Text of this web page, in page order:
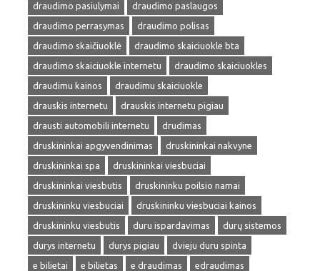
draudimo pasiulymai
draudimo paslaugos
draudimo perrasymas
draudimo polisas
draudimo skaičiuoklė
draudimo skaiciuokle bta
draudimo skaiciuokle internetu
draudimo skaiciuokles
draudimu kainos
draudimu skaiciuokle
drauskis internetu
drauskis internetu pigiau
drausti automobili internetu
drudimas
druskininkai apgyvendinimas
druskininkai nakvyne
druskininkai spa
druskininkai viesbuciai
druskininkai viesbutis
druskininku poilsio namai
druskininku viesbuciai
druskininku viesbuciai kainos
druskininku viesbutis
duru ispardavimas
durų sistemos
durys internetu
durys pigiau
dvieju duru spinta
e bilietai
e bilietas e draudimas
edraudimas